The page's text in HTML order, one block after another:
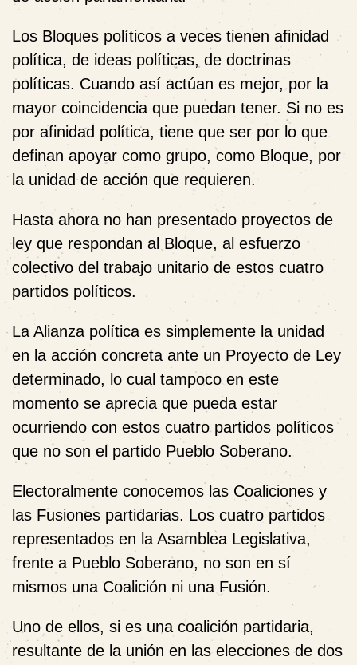
Los Bloques políticos a veces tienen afinidad
política, de ideas políticas, de doctrinas
políticas. Cuando así actúan es mejor, por la
mayor coincidencia que puedan tener. Si no es
por afinidad política, tiene que ser por lo que
definan apoyar como grupo, como Bloque, por
la unidad de acción que requieren.
Hasta ahora no han presentado proyectos de
ley que respondan al Bloque, al esfuerzo
colectivo del trabajo unitario de estos cuatro
partidos políticos.
La Alianza política es simplemente la unidad
en la acción concreta ante un Proyecto de Ley
determinado, lo cual tampoco en este
momento se aprecia que pueda estar
ocurriendo con estos cuatro partidos políticos
que no son el partido Pueblo Soberano.
Electoralmente conocemos las Coaliciones y
las Fusiones partidarias. Los cuatro partidos
representados en la Asamblea Legislativa,
frente a Pueblo Soberano, no son en sí
mismos una Coalición ni una Fusión.
Uno de ellos, si es una coalición partidaria,
resultante de la unión en las elecciones de dos